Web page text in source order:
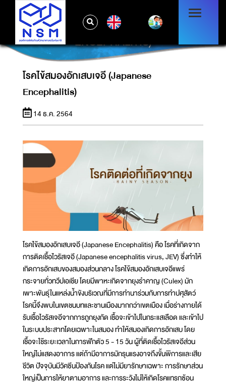
โรคไข้สมองอักเสบเจอี (JAPANESE
ENCEPHALITIS)
โรคไข้สมองอักเสบเจอี (Japanese
Encephalitis)
14 ธ.ค. 2564
โรคไข้สมองอักเสบเจอี (Japanese Encephalitis) คือ โรคที่เกิดจาก
การติดเชื้อไวรัสเจอี (Japanese encephalitis virus, JEV) ซึ่งทำให้
เกิดการอักเสบของสมองส่วนกลาง โรคไข้สมองอักเสบเจอีแพร่
กระจายทั่วทวีปเอเชีย โดยมีพาหะเกิดจากยุงรำคาญ (Culex) มัก
เพาะพันธุ์ในแหล่งน้ำขังบริเวณที่มีการทำนาร่วมกับการทำปศุสัตว์
โรคนี้จึงพบในเขตชนบทและชานเมืองมากกว่าเขตเมือง เมื่อร่างกายได้
รับเชื้อไวรัสเจอีจากการถูกยุงกัด เชื้อจะเข้าไปในกระแสเลือด และเข้าไป
ในระบบประสาทโดยเฉพาะในสมอง ทำให้สมองเกิดการอักเสบ โดย
เชื้อจะใช้ระยะเวลาในการฟักตัว 5 - 15 วัน ผู้ที่ติดเชื้อไวรัสเจอีส่วน
ใหญ่ไม่แสดงอาการ แต่ถ้ามีอาการมักรุนแรงอาจถึงขั้นพิการและเสีย
ชีวิต ปัจจุบันมีวัคซีนป้องกันโรค แต่ไม่มียารักษาเฉพาะ การรักษาส่วน
ใหญ่เป็นการให้ยาตามอาการ และการระวังไม่ให้เกิดโรคแทรกซ้อน